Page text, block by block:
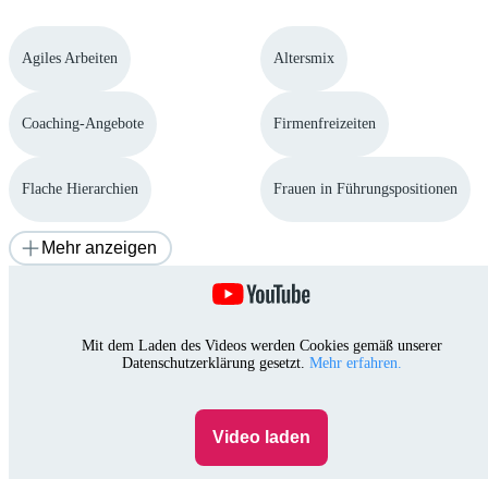
Agiles Arbeiten
Coaching-Angebote
Flache Hierarchien
Altersmix
Firmenfreizeiten
Frauen in Führungspositionen
Mehr anzeigen
Mit dem Laden des Videos werden Cookies gemäß unserer
Datenschutzerklärung gesetzt. Mehr erfahren.
Video laden